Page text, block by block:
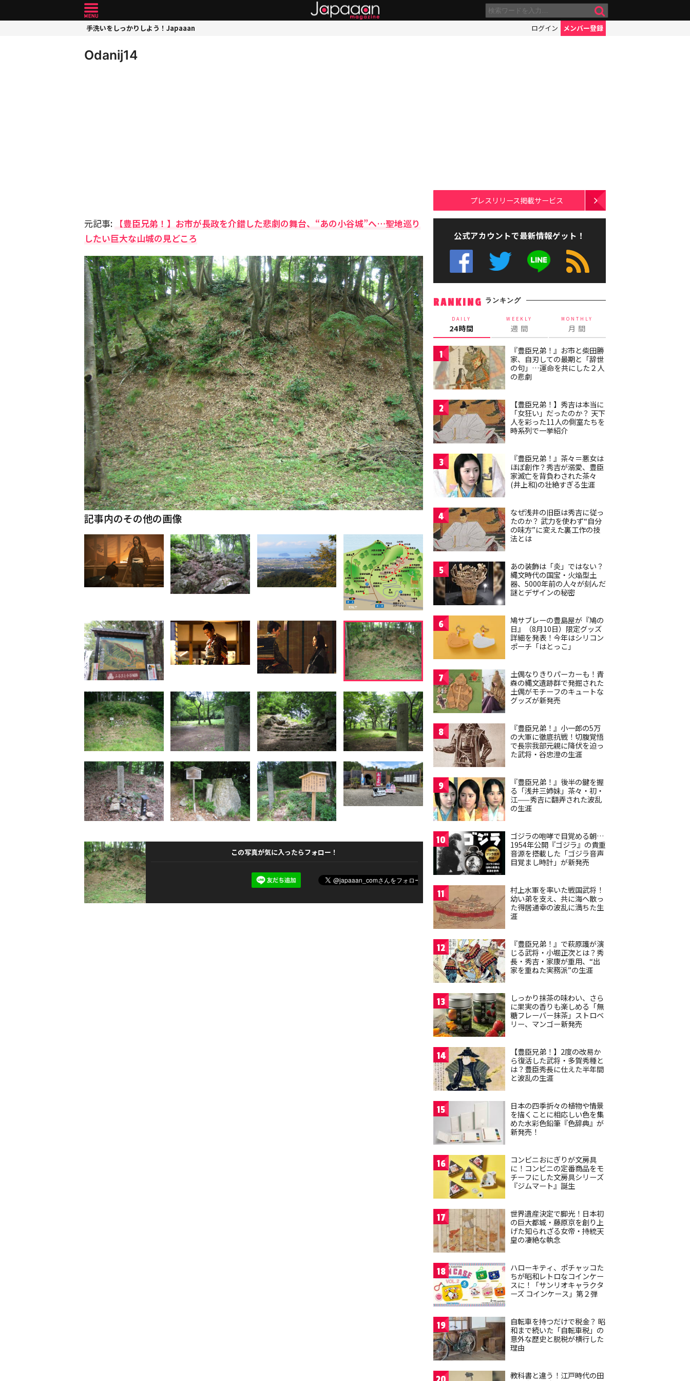
手洗いをしっかりしよう！Japaaan ログイン メンバー登録
Odanij14
元記事: 【豊臣兄弟！】お市が長政を介錯した悲劇の舞台、“あの小谷城”へ…聖地巡り
したい巨大な山城の見どころ
記事内のその他の画像
この写真が気に入ったらフォロー！
プレスリリース掲載サービス
公式アカウントで最新情報ゲット！
RANKING ランキング
DAILY
24時間
WEEKLY
週 間
MONTHLY
月 間
1
『豊臣兄弟！』お市と柴田勝
家、自刃しての最期と「辞世
の句」…運命を共にした２人
の悲劇
2
【豊臣兄弟！】秀吉は本当に
「女狂い」だったのか？ 天下
人を彩った11人の側室たちを
時系列で一挙紹介
3
『豊臣兄弟！』茶々＝悪女は
ほぼ創作？秀吉が溺愛、豊臣
家滅亡を背負わされた茶々
(井上和)の壮絶すぎる生涯
4
なぜ浅井の旧臣は秀吉に従っ
たのか？ 武力を使わず“自分
の味方”に変えた裏工作の技
法とは
5
あの装飾は「炎」ではない？
縄文時代の国宝・火焔型土
器、5000年前の人々が刻んだ
謎とデザインの秘密
6
鳩サブレーの豊島屋が『鳩の
日』（8月10日）限定グッズ
詳細を発表！今年はシリコン
ポーチ「はとっこ」
7
土偶なりきりパーカーも！青
森の縄文遺跡群で発掘された
土偶がモチーフのキュートな
グッズが新発売
8
『豊臣兄弟！』小一郎の5万
の大軍に徹底抗戦！切腹覚悟
で長宗我部元親に降伏を迫っ
た武将・谷忠澄の生涯
9
『豊臣兄弟！』後半の鍵を握
る「浅井三姉妹」茶々・初・
江——秀吉に翻弄された波乱
の生涯
10
ゴジラの咆哮で目覚める朝…
1954年公開『ゴジラ』の貴重
音源を搭載した「ゴジラ音声
目覚まし時計」が新発売
11
村上水軍を率いた戦国武将！
幼い弟を支え、共に海へ散っ
た得居通幸の波乱に満ちた生
涯
12
『豊臣兄弟！』で萩原護が演
じる武将・小堀正次とは？秀
長・秀吉・家康が重用、“出
家を重ねた実務派”の生涯
13
しっかり抹茶の味わい、さら
に果実の香りも楽しめる「無
糖フレーバー抹茶」ストロベ
リー、マンゴー新発売
14
【豊臣兄弟！】2度の改易か
ら復活した武将・多賀秀種と
は？豊臣秀長に仕えた半年間
と波乱の生涯
15
日本の四季折々の植物や情景
を描くことに相応しい色を集
めた水彩色鉛筆『色辞典』が
新発売！
16
コンビニおにぎりが文房具
に！コンビニの定番商品をモ
チーフにした文房具シリーズ
『ジムマート』誕生
17
世界遺産決定で脚光！日本初
の巨大都城・藤原京を創り上
げた知られざる女帝・持統天
皇の凄絶な執念
18
ハローキティ、ポチャッコた
ちが昭和レトロなコインケー
スに！「サンリオキャラクタ
ーズ コインケース」第２弾
19
自転車を持つだけで税金？ 昭
和まで続いた「自転車税」の
意外な歴史と脱税が横行した
理由
教科書と違う！江戸時代の田